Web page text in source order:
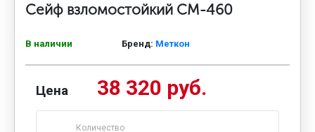
Сейф взломостойкий СМ-460
В наличии Бренд: Меткон
Цена 38 320 руб.
Количество